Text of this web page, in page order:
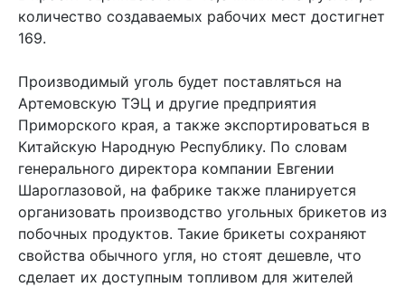
количество создаваемых рабочих мест достигнет
169.
Производимый уголь будет поставляться на
Артемовскую ТЭЦ и другие предприятия
Приморского края, а также экспортироваться в
Китайскую Народную Республику. По словам
генерального директора компании Евгении
Шароглазовой, на фабрике также планируется
организовать производство угольных брикетов из
побочных продуктов. Такие брикеты сохраняют
свойства обычного угля, но стоят дешевле, что
сделает их доступным топливом для жителей